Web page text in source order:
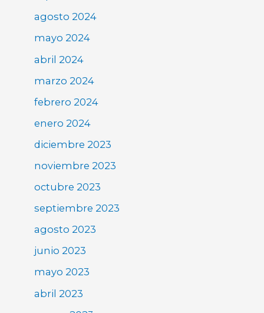
agosto 2024
mayo 2024
abril 2024
marzo 2024
febrero 2024
enero 2024
diciembre 2023
noviembre 2023
octubre 2023
septiembre 2023
agosto 2023
junio 2023
mayo 2023
abril 2023